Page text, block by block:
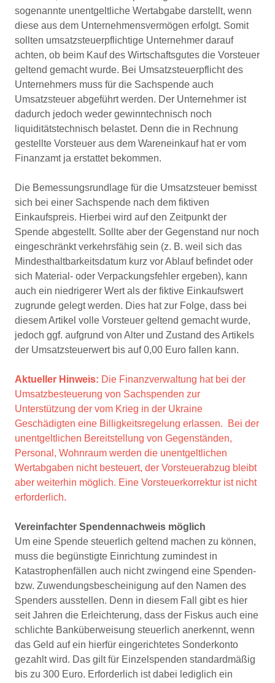
sogenannte unentgeltliche Wertabgabe darstellt, wenn
diese aus dem Unternehmensvermögen erfolgt. Somit
sollten umsatzsteuerpflichtige Unternehmer darauf
achten, ob beim Kauf des Wirtschaftsgutes die Vorsteuer
geltend gemacht wurde. Bei Umsatzsteuerpflicht des
Unternehmers muss für die Sachspende auch
Umsatzsteuer abgeführt werden. Der Unternehmer ist
dadurch jedoch weder gewinntechnisch noch
liquiditätstechnisch belastet. Denn die in Rechnung
gestellte Vorsteuer aus dem Wareneinkauf hat er vom
Finanzamt ja erstattet bekommen.
Die Bemessungsrundlage für die Umsatzsteuer bemisst
sich bei einer Sachspende nach dem fiktiven
Einkaufspreis. Hierbei wird auf den Zeitpunkt der
Spende abgestellt. Sollte aber der Gegenstand nur noch
eingeschränkt verkehrsfähig sein (z. B. weil sich das
Mindesthaltbarkeitsdatum kurz vor Ablauf befindet oder
sich Material- oder Verpackungsfehler ergeben), kann
auch ein niedrigerer Wert als der fiktive Einkaufswert
zugrunde gelegt werden. Dies hat zur Folge, dass bei
diesem Artikel volle Vorsteuer geltend gemacht wurde,
jedoch ggf. aufgrund von Alter und Zustand des Artikels
der Umsatzsteuerwert bis auf 0,00 Euro fallen kann.
Aktueller Hinweis: Die Finanzverwaltung hat bei der
Umsatzbesteuerung von Sachspenden zur
Unterstützung der vom Krieg in der Ukraine
Geschädigten eine Billigkeitsregelung erlassen. Bei der
unentgeltlichen Bereitstellung von Gegenständen,
Personal, Wohnraum werden die unentgeltlichen
Wertabgaben nicht besteuert, der Vorsteuerabzug bleibt
aber weiterhin möglich. Eine Vorsteuerkorrektur ist nicht
erforderlich.
Vereinfachter Spendennachweis möglich
Um eine Spende steuerlich geltend machen zu können,
muss die begünstigte Einrichtung zumindest in
Katastrophenfällen auch nicht zwingend eine Spenden-
bzw. Zuwendungsbescheinigung auf den Namen des
Spenders ausstellen. Denn in diesem Fall gibt es hier
seit Jahren die Erleichterung, dass der Fiskus auch eine
schlichte Banküberweisung steuerlich anerkennt, wenn
das Geld auf ein hierfür eingerichtetes Sonderkonto
gezahlt wird. Das gilt für Einzelspenden standardmäßig
bis zu 300 Euro. Erforderlich ist dabei lediglich ein